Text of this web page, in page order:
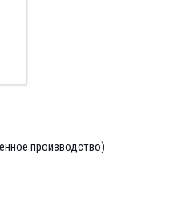
производство)